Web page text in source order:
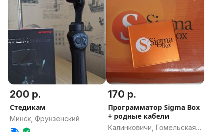
200 р.
Стедикам
Минск, Фрунзенский
170 р.
Программатор Sigma Box
+ родные кабели
Калинковичи, Гомельская